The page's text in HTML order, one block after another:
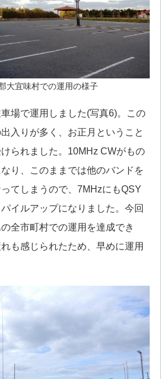
大宜味村での運用の様子
場で運用しました(写真6)。この
入りが多く、お正月ということ
られました。10MHz CWがもの
り、このままでは他のバンドを
てしまうので、7MHzにもQSY
イルアップになりました。今回
全市町村での運用を達成でき
も感じられたため、早めに運用